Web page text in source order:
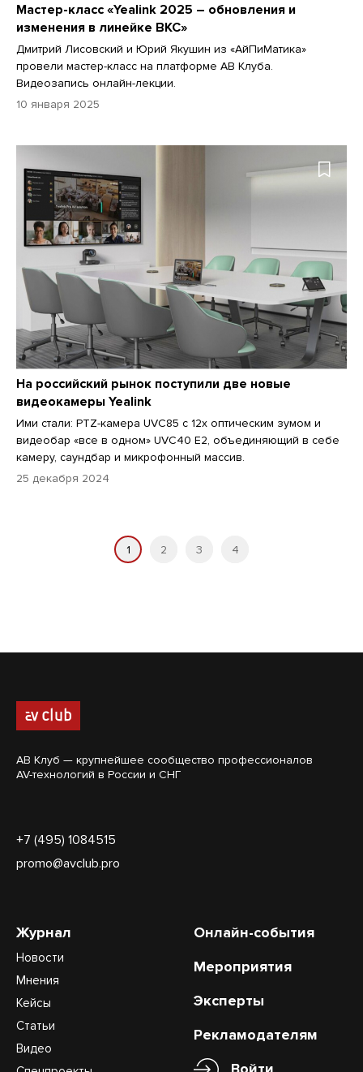
Мастер-класс «Yealink 2025 – обновления и
изменения в линейке ВКС»
Дмитрий Лисовский и Юрий Якушин из «АйПиМатика»
провели мастер-класс на платформе АВ Клуба.
Видеозапись онлайн-лекции.
10 января 2025
На российский рынок поступили две новые
видеокамеры Yealink
Ими стали: PTZ-камера UVC85 с 12х оптическим зумом и
видеобар «все в одном» UVC40 E2, объединяющий в себе
камеру, саундбар и микрофонный массив.
25 декабря 2024
1 2 3 4
АВ Клуб — крупнейшее сообщество профессионалов
AV-технологий в России и СНГ
+7 (495) 1084515
promo@avclub.pro
Журнал
Новости
Мнения
Кейсы
Статьи
Видео
Онлайн-события
Мероприятия
Эксперты
Рекламодателям